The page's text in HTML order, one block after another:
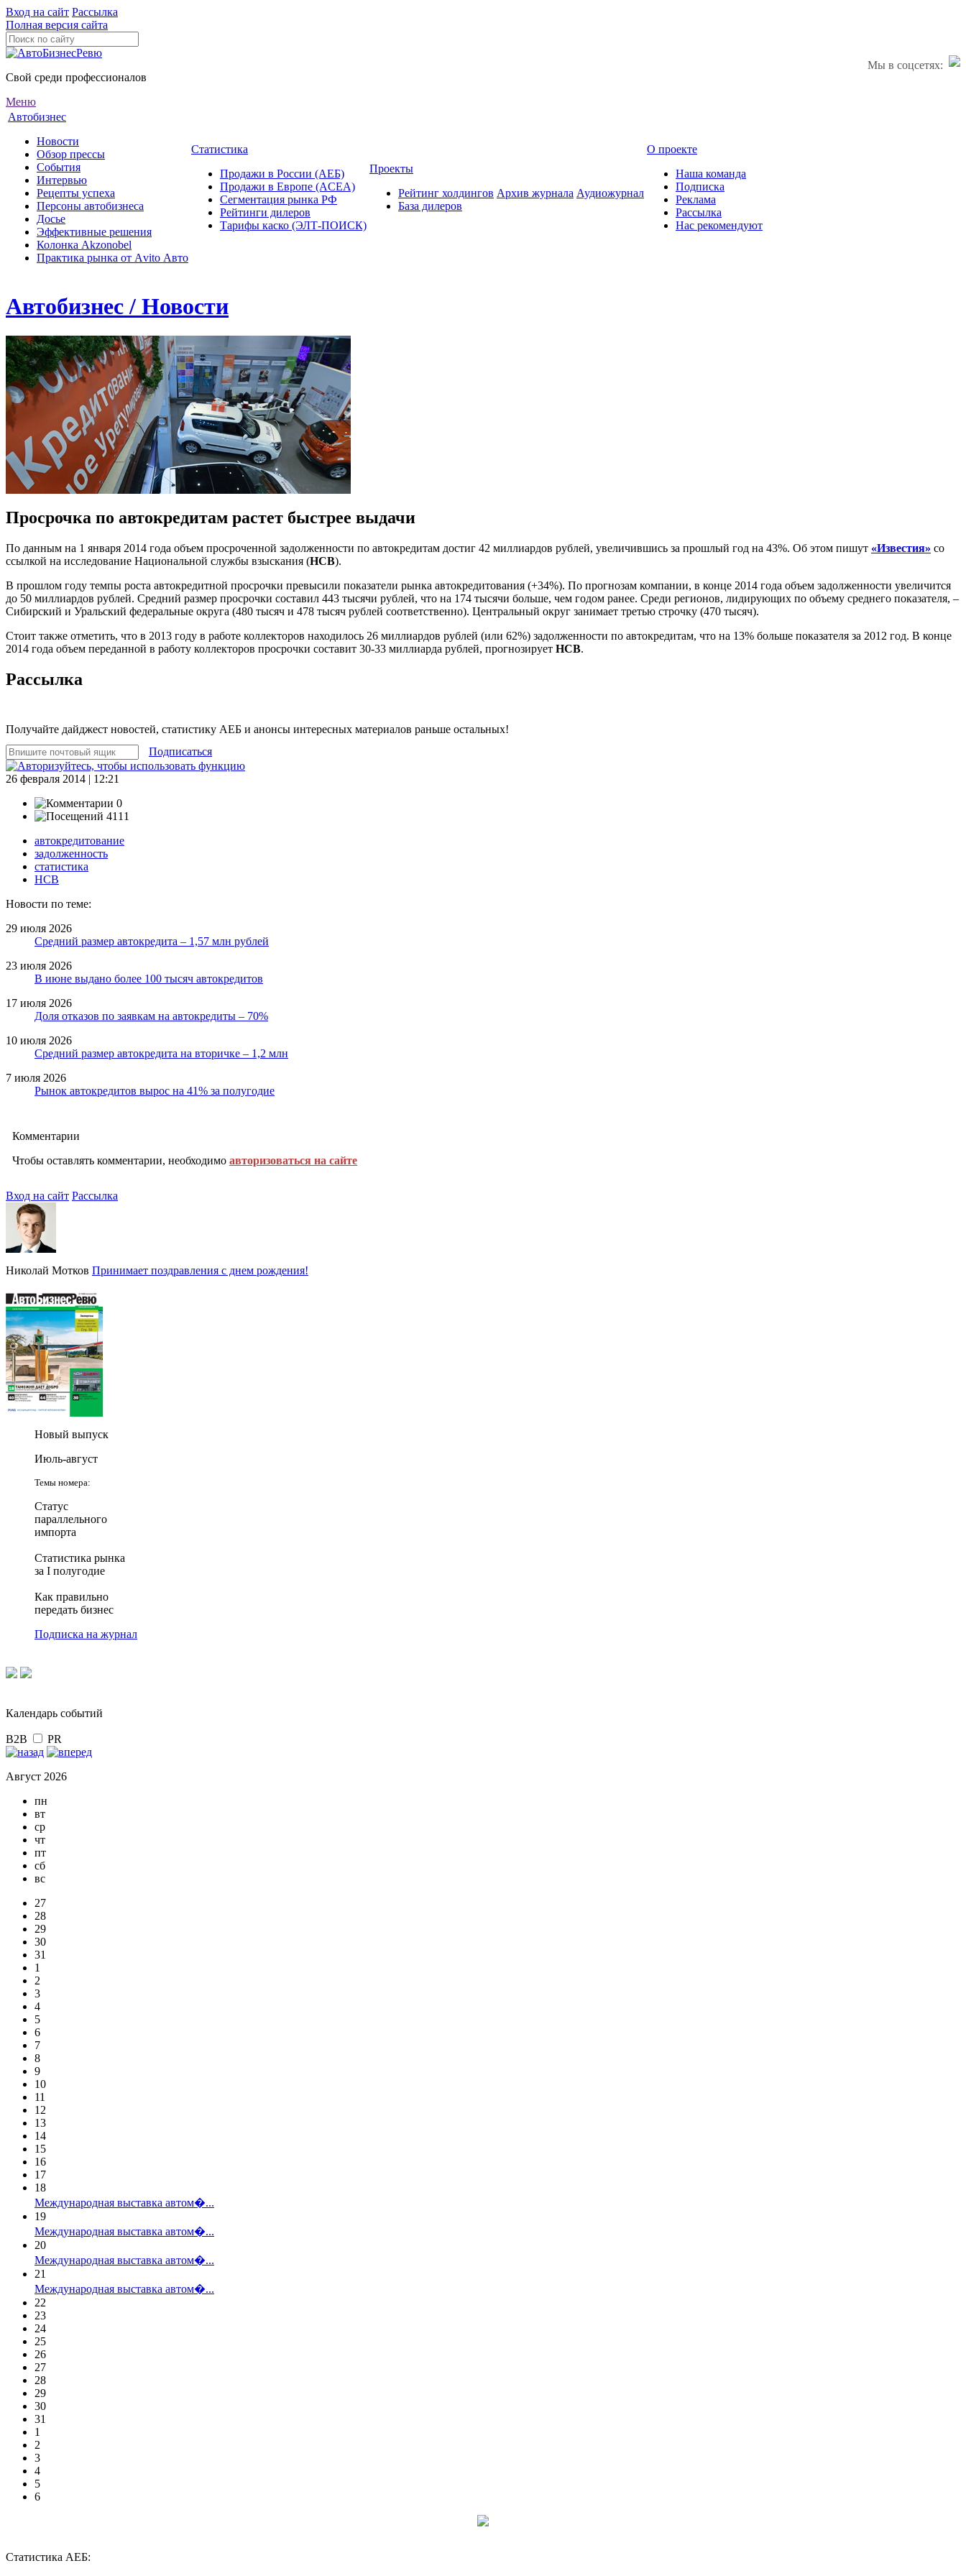
Вход на сайт Рассылка
Полная версия сайта
Мы в соцсетях:
Свой среди профессионалов
Меню
Автобизнес
Новости
Обзор прессы
События
Интервью
Рецепты успеха
Персоны автобизнеса
Досье
Эффективные решения
Колонка Akzonobel
Практика рынка от Аvito Авто
Статистика
Продажи в России (АЕБ)
Продажи в Европе (ACEA)
Сегментация рынка РФ
Рейтинги дилеров
Тарифы каско (ЭЛТ-ПОИСК)
Проекты
Рейтинг холдингов
База дилеров
Архив журнала Аудиожурнал
О проекте
Наша команда
Подписка
Реклама
Рассылка
Нас рекомендуют
Автобизнес / Новости
Просрочка по автокредитам растет быстрее выдачи
По данным на 1 января 2014 года объем просроченной задолженности по автокредитам достиг 42 миллиардов рублей, увеличившись за прошлый год на 43%. Об этом пишут «Известия» со
ссылкой на исследование Национальной службы взыскания (НСВ).
В прошлом году темпы роста автокредитной просрочки превысили показатели рынка автокредитования (+34%). По прогнозам компании, в конце 2014 года объем задолженности увеличится
до 50 миллиардов рублей. Средний размер просрочки составил 443 тысячи рублей, что на 174 тысячи больше, чем годом ранее. Среди регионов, лидирующих по объему среднего показателя, –
Сибирский и Уральский федеральные округа (480 тысяч и 478 тысяч рублей соответственно). Центральный округ занимает третью строчку (470 тысяч).
Стоит также отметить, что в 2013 году в работе коллекторов находилось 26 миллиардов рублей (или 62%) задолженности по автокредитам, что на 13% больше показателя за 2012 год. В конце
2014 года объем переданной в работу коллекторов просрочки составит 30-33 миллиарда рублей, прогнозирует НСВ.
Рассылка
Получайте дайджест новостей, статистику АЕБ и анонсы интересных материалов раньше остальных!
Подписаться
26 февраля 2014 | 12:21
0
4111
автокредитование
задолженность
статистика
НСВ
Новости по теме:
29 июля 2026
Средний размер автокредита – 1,57 млн рублей
23 июля 2026
В июне выдано более 100 тысяч автокредитов
17 июля 2026
Доля отказов по заявкам на автокредиты – 70%
10 июля 2026
Средний размер автокредита на вторичке – 1,2 млн
7 июля 2026
Рынок автокредитов вырос на 41% за полугодие
Комментарии
Чтобы оставлять комментарии, необходимо авторизоваться на сайте
Вход на сайт Рассылка
Николай Мотков Принимает поздравления с днем рождения!
Новый выпуск
Июль-август
Темы номера:
Статус
параллельного
импорта
Статистика рынка
за I полугодие
Как правильно
передать бизнес
Подписка на журнал
Календарь событий
B2B PR
Август 2026
пн
вт
ср
чт
пт
сб
вс
27
28
29
30
31
1
2
3
4
5
6
7
8
9
10
11
12
13
14
15
16
17
18
Международная выставка автом�...
19
Международная выставка автом�...
20
Международная выставка автом�...
21
Международная выставка автом�...
22
23
24
25
26
27
28
29
30
31
1
2
3
4
5
6
Статистика АЕБ: